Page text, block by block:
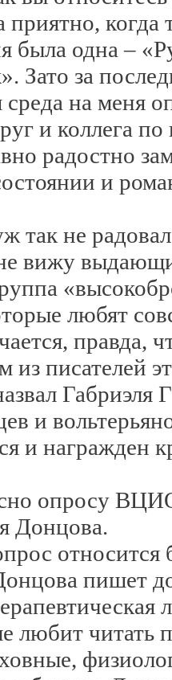
приятно, когда
была одна –
Зато за
среда на меня
и коллега по
радостно
и
так не
вижу
любят
правда,
из писателей
Габриэля
и
и награжден
опросу
Донцова.
пишет
любит читать